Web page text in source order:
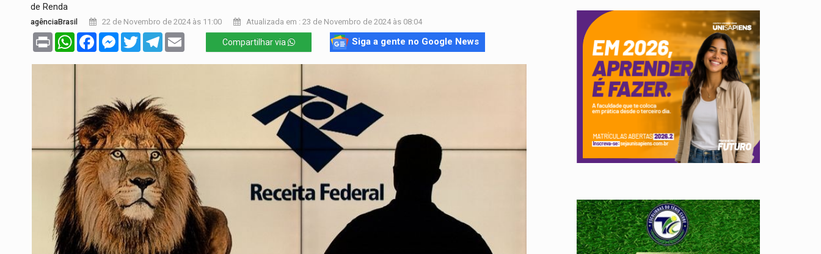
de Renda
agênciaBrasil 22 de Novembro de 2024 às 11:00 Atualizada em : 23 de Novembro de 2024 às 08:04
Print WhatsAppFacebookMessenger
TwitterTelegram Compartilhar via Siga a gente no Google News